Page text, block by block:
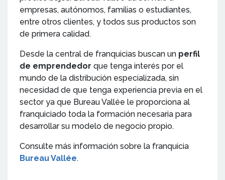
empresas, autónomos, familias o estudiantes,
entre otros clientes, y todos sus productos son
de primera calidad.
Desde la central de franquicias buscan un perfil
de emprendedor que tenga interés por el
mundo de la distribución especializada, sin
necesidad de que tenga experiencia previa en el
sector ya que Bureau Vallée le proporciona al
franquiciado toda la formación necesaria para
desarrollar su modelo de negocio propio.
Consulte más información sobre la franquicia
Bureau Vallée.